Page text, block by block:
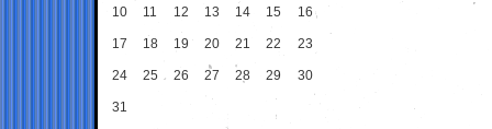
10 11 12 13 14 15 16
17 18 19 20 21 22 23
24 25 26 27 28 29 30
31